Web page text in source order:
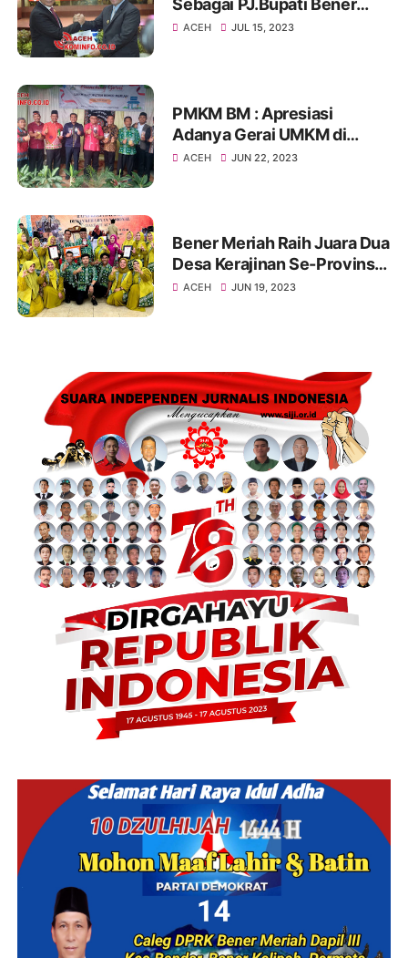
Sebagai PJ.Bupati Bener
Meriah
ACEH JUL 15, 2023
PMKM BM : Apresiasi
Adanya Gerai UMKM di
Bener Meriah
ACEH JUN 22, 2023
Bener Meriah Raih Juara Dua
Desa Kerajinan Se-Provinsi
Aceh
ACEH JUN 19, 2023